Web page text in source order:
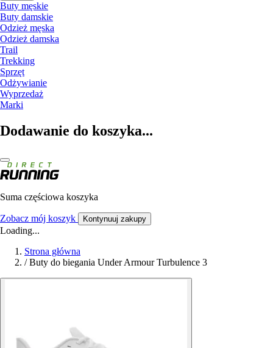
Buty męskie
Buty damskie
Odzież męska
Odzież damska
Trail
Trekking
Sprzęt
Odżywianie
Wyprzedaż
Marki
Dodawanie do koszyka...
Suma częściowa koszyka
Zobacz mój koszyk Kontynuuj zakupy
Loading...
Strona główna
/ Buty do biegania Under Armour Turbulence 3